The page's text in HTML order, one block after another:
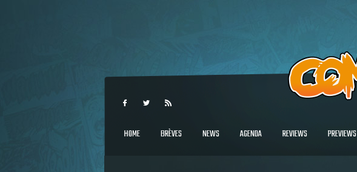
HOME BRÈVES NEWS AGENDA REVIEWS PREVIEWS